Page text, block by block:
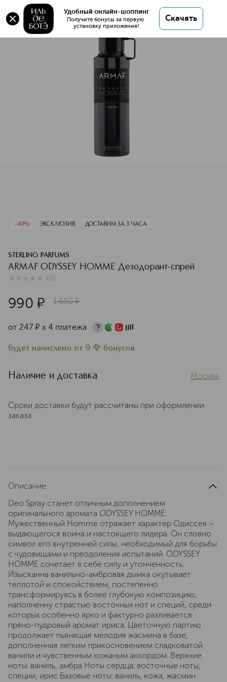
Удобный онлайн-шоппинг
Получите бонусы за первую
установку приложения!
Скачать
Оригинал 💯 ARMAF ODYSSEY HOMME
Дезодорант-cпрей купить в интернет магазине
ИЛЬ ДЕ БОТЭ с доставкой.
ARMAF ODYSSEY HOMME Дезодорант-cпрей
-40% ЭКСКЛЮЗИВ ДОСТАВИМ ЗА 3 ЧАСА
STERLING PARFUMS
ARMAF ODYSSEY HOMME Дезодорант-cпрей
(0)
990 ¤ 1 650 ¤
от 247 ¤ х 4 платежа
будет начислено от 9 бонусов
Наличие и доставка Москва
Сроки доставки будут рассчитаны при оформлении
заказа
Описание
Deo Spray станет отличным дополнением
оригинального аромата ODYSSEY HOMME.
Мужественный Homme отражает характер Одиссея –
выдающегося воина и настоящего лидера. Он словно
символ его внутренней силы, необходимый для борьбы
с чудовищами и преодоления испытаний. ODYSSEY
HOMME сочетает в себе силу и утонченность.
Изысканна ванильно-амбровая дымка окутывает
теплотой и спокойствием, постепенно
трансформируясь в более глубокую композицию,
наполненну страстью восточных нот и специй, среди
которых особенно ярко и фактурно разливается
пряно-пудровый аромат ириса. Цветочную партию
продолжает пьянящая мелодия жасмина в базе,
дополненная легким прикосновением сладковатой
ванили и чувственным кожаным аккордом. Верхние
ноты: ваниль, амбра Ноты сердца: восточные ноты,
специи, ирис Базовые ноты: ваниль, кожа, жасмин